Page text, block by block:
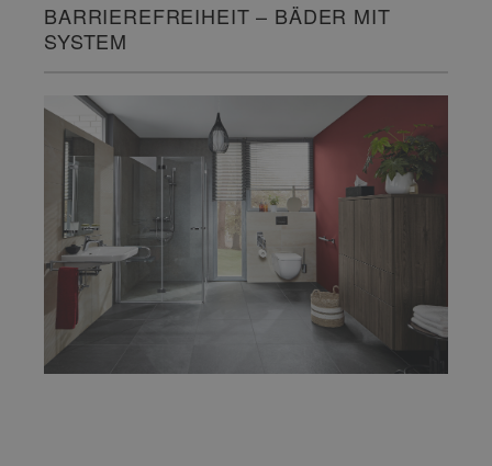
BARRIEREFREIHEIT – BÄDER MIT
SYSTEM